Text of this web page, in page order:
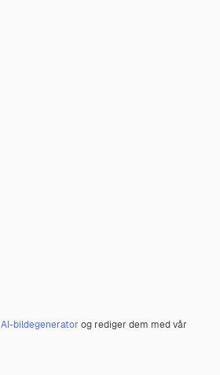
AI-bildegenerator og rediger dem med vår